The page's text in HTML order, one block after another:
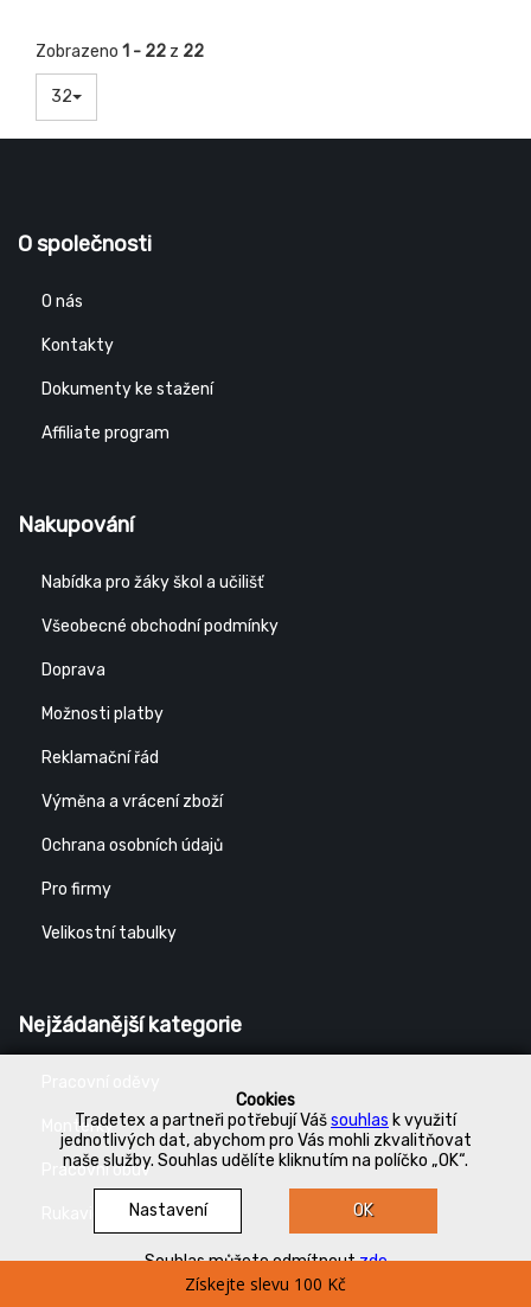
Cookies
Tradetex a partneři potřebují Vášsouhlas k využití
jednotlivých dat, abychom pro Vás mohli zkvalitňovat
naše služby. Souhlas udělíte kliknutím na políčko „OK“.
Nastavení OK
Souhlas můžete odmítnoutzde
Zobrazeno 1 - 22 z 22
32
O společnosti
O nás
Kontakty
Dokumenty ke stažení
Affiliate program
Nakupování
Nabídka pro žáky škol a učilišť
Všeobecné obchodní podmínky
Doprava
Možnosti platby
Reklamační řád
Výměna a vrácení zboží
Ochrana osobních údajů
Pro firmy
Velikostní tabulky
Nejžádanější kategorie
Montérky
Pracovní obuv
Získejte slevu 100 Kč